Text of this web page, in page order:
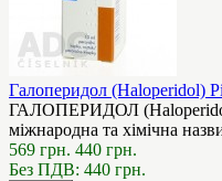
Галоперидол (Haloperidol)
ГАЛОПЕРИДОЛ (Haloperidol)
міжнародна та хімічна
569 грн. 440 грн.
Без ПДВ: 440 грн.